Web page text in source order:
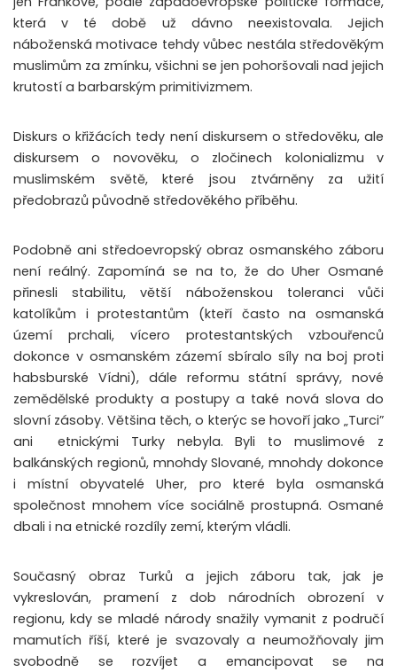
která v té době už dávno neexistovala. Jejich
náboženská motivace tehdy vůbec nestála středověkým
muslimům za zmínku, všichni se jen pohoršovali nad jejich
krutostí a barbarským primitivizmem.
Diskurs o křižácích tedy není diskursem o středověku, ale
diskursem o novověku, o zločinech kolonializmu v
muslimském světě, které jsou ztvárněny za užití
předobrazů původně středověkého příběhu.
Podobně ani středoevropský obraz osmanského záboru
není reálný. Zapomíná se na to, že do Uher Osmané
přinesli stabilitu, větší náboženskou toleranci vůči
katolíkům i protestantům (kteří často na osmanská
území prchali, vícero protestantských vzbouřenců
dokonce v osmanském zázemí sbíralo síly na boj proti
habsburské Vídni), dále reformu státní správy, nové
zemědělské produkty a postupy a také nová slova do
slovní zásoby. Většina těch, o kterýc se hovoří jako „Turci”
ani etnickými Turky nebyla. Byli to muslimové z
balkánských regionů, mnohdy Slované, mnohdy dokonce
i místní obyvatelé Uher, pro které byla osmanská
společnost mnohem více sociálně prostupná. Osmané
dbali i na etnické rozdíly zemí, kterým vládli.
Současný obraz Turků a jejich záboru tak, jak je
vykreslován, pramení z dob národních obrození v
regionu, kdy se mladé národy snažily vymanit z područí
mamutích říší, které je svazovaly a neumožňovaly jim
svobodně se rozvíjet a emancipovat se na